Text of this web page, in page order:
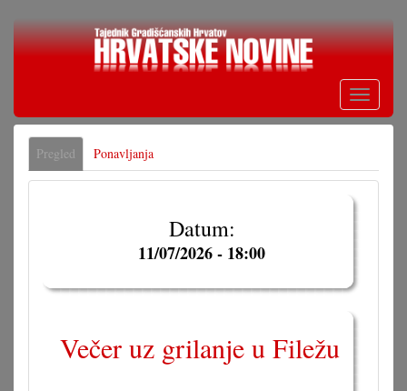
Skoči
Toggle
Primarne
oznake
Pregled (aktivna
oznaka)
Ponavljanja
Datum:
11/07/2026 - 18:00
Večer uz grilanje u Filežu